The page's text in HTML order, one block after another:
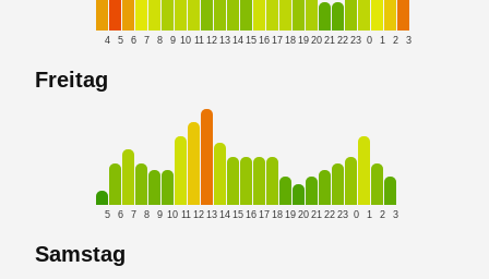
4 5 6 7 8 9 10 11 12 13 14 15 16 17 18 19 20 21 22 23 0 1 2 3
Freitag
5 6 7 8 9 10 11 12 13 14 15 16 17 18 19 20 21 22 23 0 1 2 3
Samstag